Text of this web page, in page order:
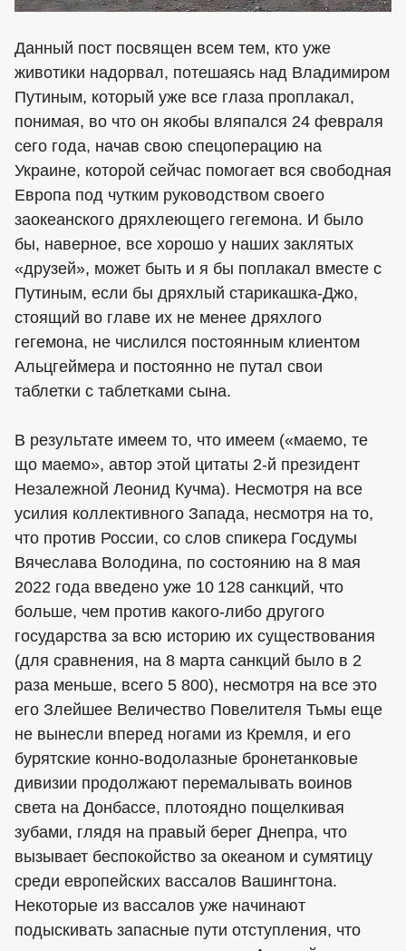
Данный пост посвящен всем тем, кто уже
животики надорвал, потешаясь над Владимиром
Путиным, который уже все глаза проплакал,
понимая, во что он якобы вляпался 24 февраля
сего года, начав свою спецоперацию на
Украине, которой сейчас помогает вся свободная
Европа под чутким руководством своего
заокеанского дряхлеющего гегемона. И было
бы, наверное, все хорошо у наших заклятых
«друзей», может быть и я бы поплакал вместе с
Путиным, если бы дряхлый старикашка-Джо,
стоящий во главе их не менее дряхлого
гегемона, не числился постоянным клиентом
Альцгеймера и постоянно не путал свои
таблетки с таблетками сына.
В результате имеем то, что имеем («маемо, те
що маемо», автор этой цитаты 2-й президент
Незалежной Леонид Кучма). Несмотря на все
усилия коллективного Запада, несмотря на то,
что против России, со слов спикера Госдумы
Вячеслава Володина, по состоянию на 8 мая
2022 года введено уже 10 128 санкций, что
больше, чем против какого-либо другого
государства за всю историю их существования
(для сравнения, на 8 марта санкций было в 2
раза меньше, всего 5 800), несмотря на все это
его Злейшее Величество Повелителя Тьмы еще
не вынесли вперед ногами из Кремля, и его
бурятские конно-водолазные бронетанковые
дивизии продолжают перемалывать воинов
света на Донбассе, плотоядно пощелкивая
зубами, глядя на правый берег Днепра, что
вызывает беспокойство за океаном и сумятицу
среди европейских вассалов Вашингтона.
Некоторые из вассалов уже начинают
подыскивать запасные пути отступления, что